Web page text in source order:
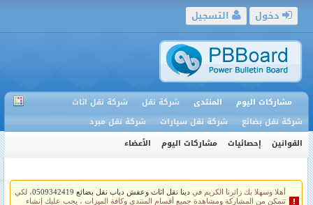
التسجيل دخول
مشاركات اليوم المنتدى شركة نقل
شركة نقل اثاث
شركة نقل بضائع
شركة نقل سيارات
شركة نقل مبرد
القوانين
إحصائيات مشاركات اليوم الأعضاء
أهلا وسهلا بك زائرنا الكريم فيدينا نقل اثاث وعفش دباب نقل بضائع 0509342419
، لكي
تتمكن من المشاركة ومشاهدة جميع أقسام المنتدى وكافة الميزات ، يجب عليك إنشاء